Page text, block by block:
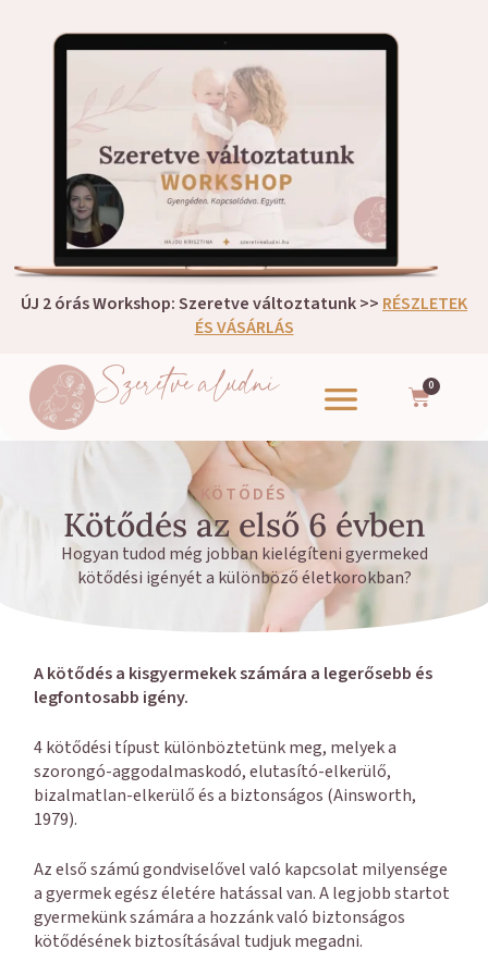
ÚJ 2 órás Workshop: Szeretve változtatunk >> RÉSZLETEK
ÉS VÁSÁRLÁS
Szeretve aludni 0
KÖTŐDÉS
Kötődés az első 6 évben
Hogyan tudod még jobban kielégíteni gyermeked
kötődési igényét a különböző életkorokban?
A kötődés a kisgyermekek számára a legerősebb és
legfontosabb igény.
4 kötődési típust különböztetünk meg, melyek a
szorongó-aggodalmaskodó, elutasító-elkerülő,
bizalmatlan-elkerülő és a biztonságos (Ainsworth,
1979).
Az első számú gondviselővel való kapcsolat milyensége
a gyermek egész életére hatással van. A legjobb startot
gyermekünk számára a hozzánk való biztonságos
kötődésének biztosításával tudjuk megadni.